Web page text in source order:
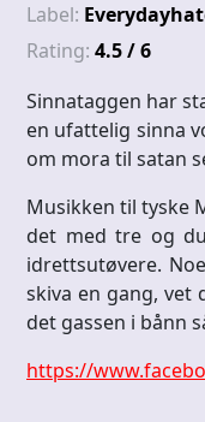
Label:
Rating: 4.5 / 6
Sinnataggen har
en ufattelig sinna
om mora til satan
Musikken til tyske
det med tre og
idrettsutøvere.
skiva en gang,
det gassen i bånn
https://